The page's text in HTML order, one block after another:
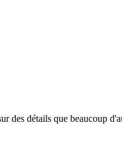
des détails que beaucoup